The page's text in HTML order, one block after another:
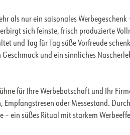
als nur ein saisonales
sich feinste, frisch produzierte
und Tag für Tag süße Vorfreude
und ein sinnliches
für Ihre Werbebotschaft und Ihr
oder Messestand.
ein süßes Ritual mit starkem